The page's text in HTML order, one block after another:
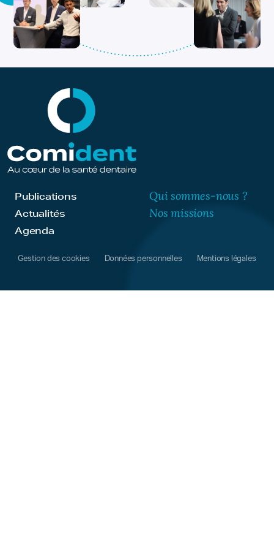
Publications
Actualités
Agenda
Qui sommes-nous ?
Nos missions
Gestion des cookies Données personnelles Mentions légales